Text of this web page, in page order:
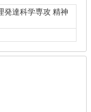
発達科学専攻 精神